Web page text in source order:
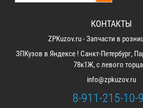
КОНТАКТЫ
ZPKuzov.ru - Запчасти в
ЗПКузов в Яндексе ! Санкт-Петербург,
78к1Ж, с левого
info@zpkuzov.ru
8-911-215-10-